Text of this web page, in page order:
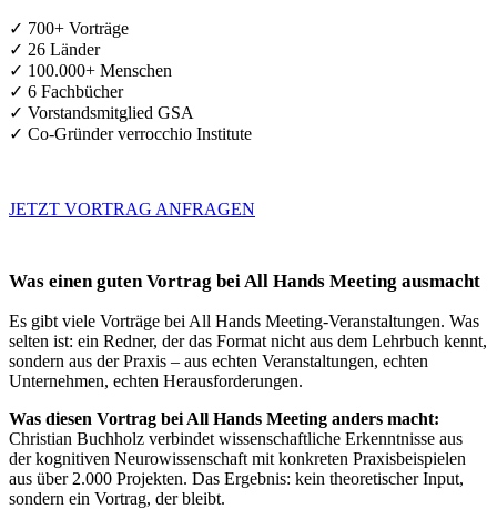
✓ 700+ Vorträge
✓ 26 Länder
✓ 100.000+ Menschen
✓ 6 Fachbücher
✓ Vorstandsmitglied GSA
✓ Co-Gründer verrocchio Institute
JETZT VORTRAG ANFRAGEN
Was einen guten Vortrag bei All Hands Meeting ausmacht
Es gibt viele Vorträge bei All Hands Meeting-Veranstaltungen. Was
selten ist: ein Redner, der das Format nicht aus dem Lehrbuch kennt,
sondern aus der Praxis – aus echten Veranstaltungen, echten
Unternehmen, echten Herausforderungen.
Was diesen Vortrag bei All Hands Meeting anders macht:
Christian Buchholz verbindet wissenschaftliche Erkenntnisse aus
der kognitiven Neurowissenschaft mit konkreten Praxisbeispielen
aus über 2.000 Projekten. Das Ergebnis: kein theoretischer Input,
sondern ein Vortrag, der bleibt.